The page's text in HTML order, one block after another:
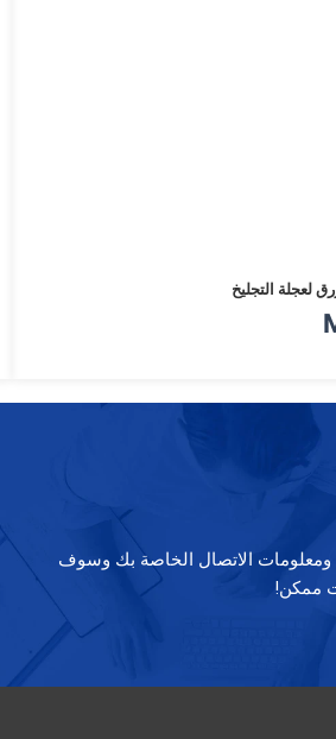
لعجلة التجليخ
الاتصال الخاصة بك وسوف
ممكن!